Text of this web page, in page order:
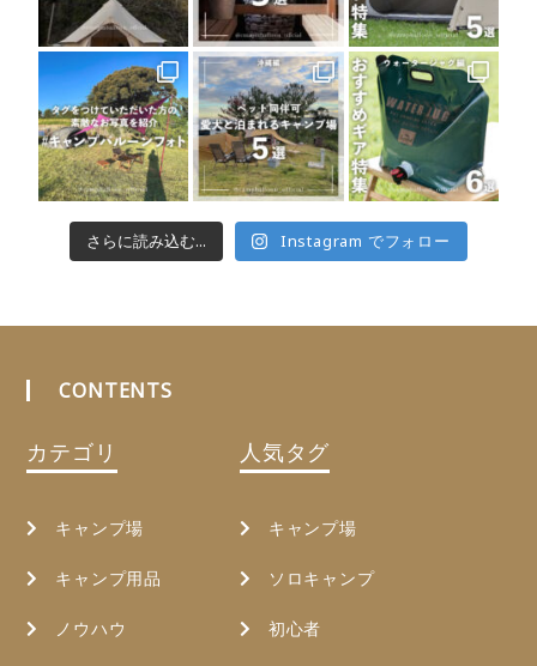
さらに読み込む... Instagram でフォロー
CONTENTS
カテゴリ
キャンプ場
キャンプ用品
ノウハウ
人気タグ
キャンプ場
ソロキャンプ
初心者